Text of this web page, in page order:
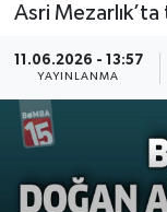
Asri
11.06.2026 - 13:57
YAYINLANMA